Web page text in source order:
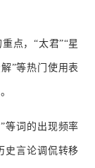
点，“太君”“星
”等热门使用表
等词的出现频率
史言论调侃转移